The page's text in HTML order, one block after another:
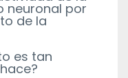
neuronal por
de la
es tan